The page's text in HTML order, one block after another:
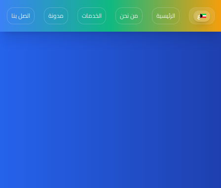
ع الرئيسية من نحن الخدمات مدونة اتصل بنا